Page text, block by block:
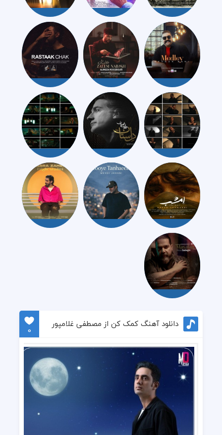
دانلود آهنگ کمک کن از مصطفی غلامپور
0